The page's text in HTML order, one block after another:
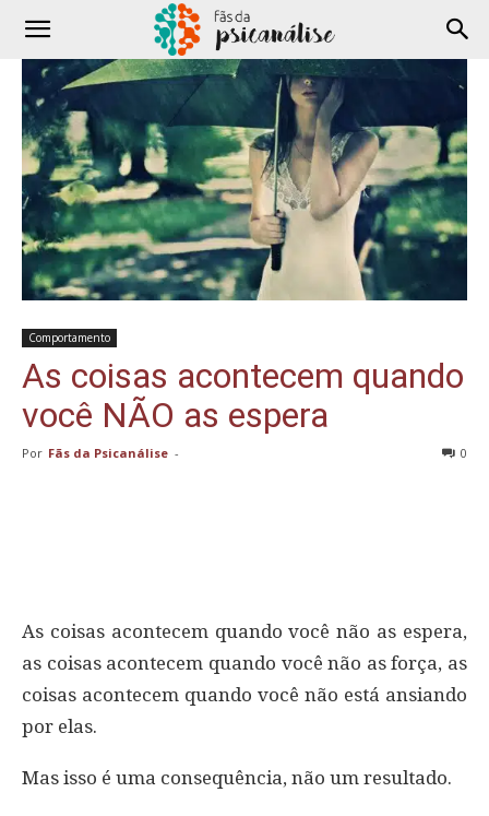
Comportamento
As coisas acontecem quando
você NÃO as espera
Por Fãs da Psicanálise - 0
As coisas acontecem quando você não as espera,
as coisas acontecem quando você não as força, as
coisas acontecem quando você não está ansiando
por elas.
Mas isso é uma consequência, não um resultado.